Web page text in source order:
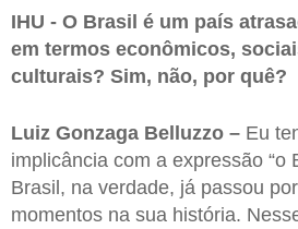
IHU - O Brasil é um país
em termos econômicos,
culturais? Sim, não, por quê?
Luiz Gonzaga Belluzzo – Eu
implicância com a expressão “o
Brasil, na verdade, já passou
momentos na sua história.